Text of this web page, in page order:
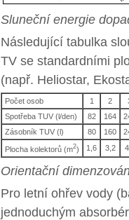
Sluneční energie
Následující tabulka
TV se standardními
(např. Heliostar,
Počet osob 1 2
Spotřeba TUV (l/den)
82 164
Zásobník TUV (l)
80 160
Plocha kolektorů (m2) 1,6 3,2
Orientační
Pro letní ohřev vody
jednoduchým